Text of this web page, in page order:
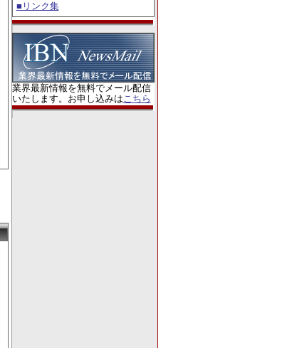
■リンク集
業界最新情報を無料でメール配信
いたします。お申し込みはこちら